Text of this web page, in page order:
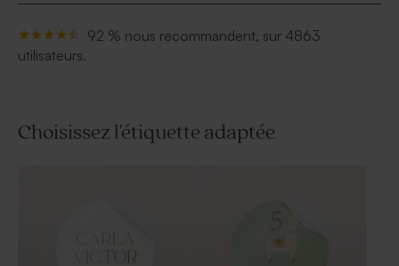
92 % nous recommandent, sur 4863
utilisateurs.
Choisissez l'étiquette adaptée